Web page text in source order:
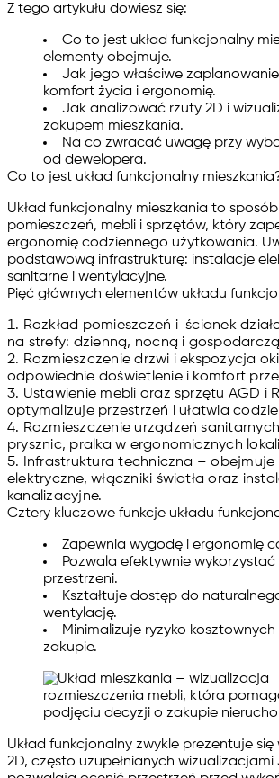
Z tego artykułu dowiesz się:
Co to jest układ funkcjonalny
elementy obejmuje.
Jak jego właściwe
komfort życia i ergonomię.
Jak analizować rzuty 2D i
zakupem mieszkania.
Na co zwracać uwagę przy
od dewelopera.
Co to jest układ funkcjonalny
Układ funkcjonalny mieszkania to
pomieszczeń, mebli i sprzętów, który
ergonomię codziennego użytkowania.
podstawową infrastrukturę: instalacje
sanitarne i wentylacyjne.
Pięć głównych elementów układu
Rozkład pomieszczeń i ścianek
na strefy: dzienną, nocną i
Rozmieszczenie drzwi i ekspozycja
odpowiednie doświetlenie i komfort
Ustawienie mebli oraz sprzętu AGD i
optymalizuje przestrzeń i ułatwia
Rozmieszczenie urządzeń sanitarnych
prysznic, pralka w ergonomicznych
Infrastruktura techniczna – obejmuje
elektryczne, włączniki światła oraz
kanalizacyjne.
Cztery kluczowe funkcje układu
Zapewnia wygodę i ergonomię
Pozwala efektywnie
przestrzeni.
Kształtuje dostęp do
wentylację.
Minimalizuje ryzyko
zakupie.
Układ funkcjonalny zwykle prezentuje się
2D, często uzupełnianych wizualizacjami